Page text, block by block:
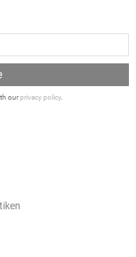
ourprivacy policy.